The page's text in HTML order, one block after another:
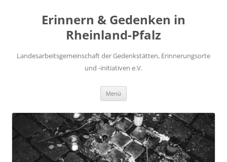
Erinnern & Gedenken in
Rheinland-Pfalz
Landesarbeitsgemeinschaft der Gedenkstätten, Erinnerungsorte
und -initiativen e.V.
Menü